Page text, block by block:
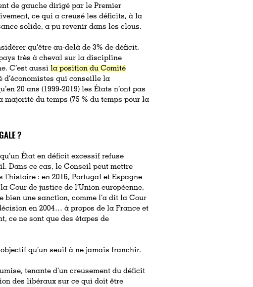
de gauche dirigé par le Premier
ce qui a creusé les déficits, à la
solide, a pu revenir dans les clous.
qu’être au-delà de 3% de déficit,
très à cheval sur la discipline
C’est aussila position du Comité
d’économistes qui conseille la
20 ans (1999-2019) les États n’ont pas
du temps (75 % du temps pour la
?
État en déficit excessif refuse
Dans ce cas, le Conseil peut mettre
l’histoire : en 2016, Portugal et Espagne
Cour de justice de l’Union européenne,
bien une sanction, comme l’a dit la Cour
en 2004… à propos de la France et
ce ne sont que des étapes de
qu’un seuil à ne jamais franchir.
tenante d’un creusement du déficit
des libéraux sur ce qui doit être